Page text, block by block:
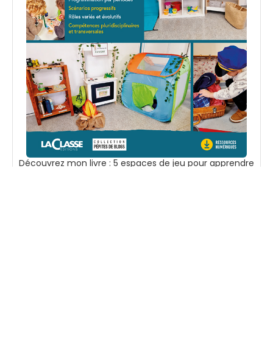
Découvrez mon livre : 5 espaces de jeu pour apprendre